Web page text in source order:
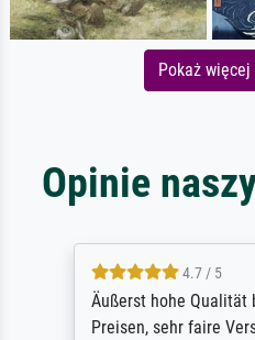
Pokaż
Opinie
4.7 / 5
Äußerst hohe Qualität bei
Preisen, sehr faire